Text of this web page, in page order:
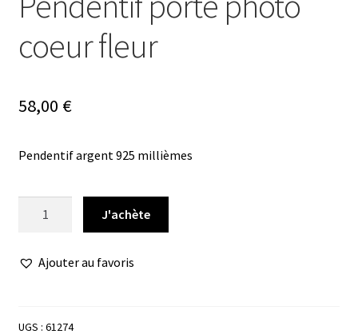
coeur fleur
58,00 €
Pendentif argent 925 millièmes
porte
fleur
J'achète
Ajouter au favoris
UGS : 61274